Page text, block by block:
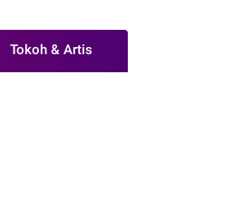
Tokoh & Artis